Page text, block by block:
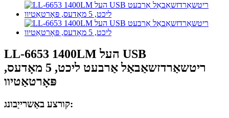
LL-6653 1400LM העל USB
ריטשאַרדזשאַבאַל אַרבעט ליכט, 5 מאָדעס,
פּאָרטאַטיוו
קורצע באַשרייַבונג: